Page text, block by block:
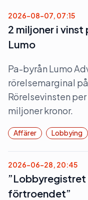
2026-08-07, 07:15
2 miljoner i vinst
Lumo
Pa-byrån Lumo
rörelsemarginal
Rörelsevinsten
miljoner kronor.
Affärer Lobbying
2026-06-28, 20:45
”Lobbyregistret
förtroendet”